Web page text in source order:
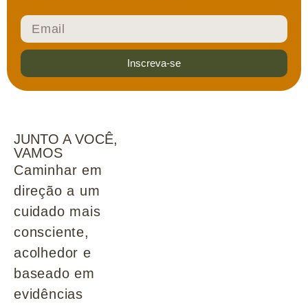
Inscreva-se
JUNTO A VOCÊ,
VAMOS
Caminhar em
direção a um
cuidado mais
consciente,
acolhedor e
baseado em
evidências